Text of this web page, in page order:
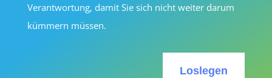
Verantwortung, damit Sie sich nicht weiter darum
kümmern müssen.
Loslegen